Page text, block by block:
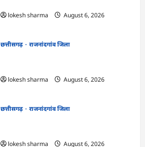
lokesh sharma
August 6, 2026
छत्तीसगढ़
राजनांदगांव जिला
lokesh sharma
August 6, 2026
छत्तीसगढ़
राजनांदगांव जिला
lokesh sharma
August 6, 2026